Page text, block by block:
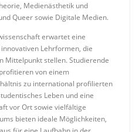
Medienästhetik und
Queer sowie Digitale Medien.
erwartet eine
Lehrformen, die
Mittelpunkt stellen. Studierende
von einem
zu international profilierten
Leben und eine
vor Ort sowie vielfältige
bieten ideale Möglichkeiten,